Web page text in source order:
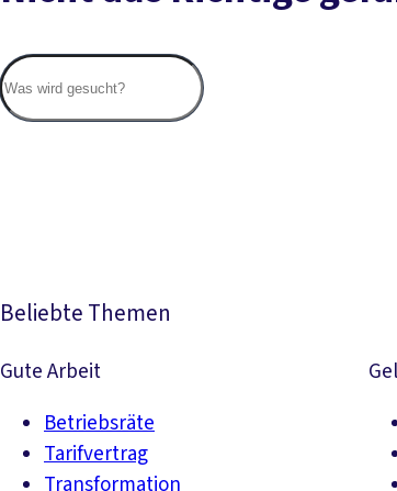
Beliebte Themen
Gute Arbeit
Betriebsräte
Tarifvertrag